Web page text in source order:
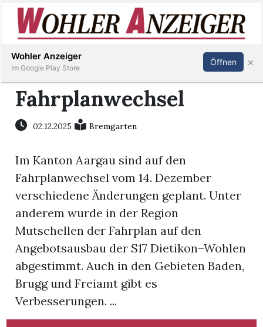
Immobilien
Stellen
E-
Paper
Newsletter
App
Inserieren Abonnieren Anmelden
Fahrplanwechsel
02.12.2025 Bremgarten
Im Kanton Aargau sind auf den
Fahrplanwechsel vom 14. Dezember
verschiedene Änderungen geplant. Unter
anderem wurde in der Region
Mutschellen der Fahrplan auf den
Angebotsausbau der S17 Dietikon–Wohlen
abgestimmt. Auch in den Gebieten Baden,
Brugg und Freiamt gibt es
Verbesserungen. ...
Wohler Anzeiger
Im Google Play Store
Öffnen ×